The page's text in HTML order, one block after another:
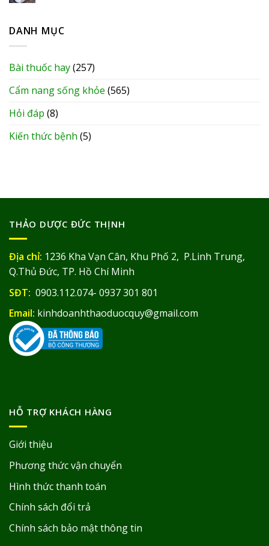
DANH MỤC
Bài thuốc hay(257)
Cẩm nang sống khỏe (565)
Hỏi đáp (8)
Kiến thức bệnh (5)
THẢO DƯỢC ĐỨC THỊNH
Địa chỉ: 1236 Kha Vạn Cân, Khu Phố 2, P.Linh Trung,
Q.Thủ Đức, TP. Hồ Chí Minh
SĐT: 0903.112.074- 0937 301 801
Email: kinhdoanhthaoduocquy@gmail.com
HỖ TRỢ KHÁCH HÀNG
Giới thiệu
Phương thức vận chuyển
Hình thức thanh toán
Chính sách đổi trả
Chính sách bảo mật thông tin